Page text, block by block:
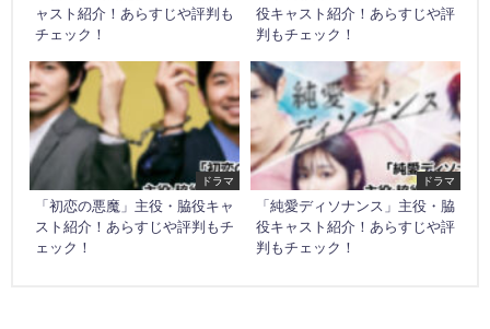
ャスト紹介！あらすじや評判も
チェック！
役キャスト紹介！あらすじや評
判もチェック！
ドラマ
「初恋の悪魔」主役・脇役キャ
スト紹介！あらすじや評判もチ
ェック！
ドラマ
「純愛ディソナンス」主役・脇
役キャスト紹介！あらすじや評
判もチェック！